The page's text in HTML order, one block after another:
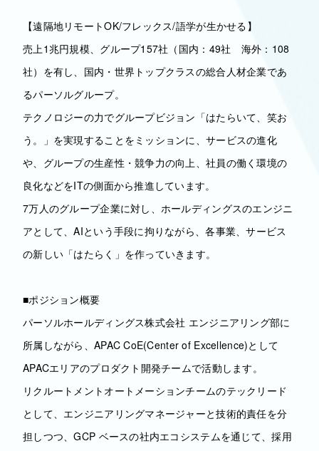
【遠隔地リモートOK/フレックス/語学が生かせる】
売上1兆円規模、グループ157社（国内：49社 海外：108
社）を有し、国内・世界トップクラスの総合人材企業であ
るパーソルグループ。
テクノロジーの力でグループビジョン「はたらいて、笑お
う。」を実現することをミッションに、サービスの進化
や、グループの生産性・競争力の向上、社員の働く環境の
良化などをITの側面から推進しています。
7万人のグループ企業に対し、ホールディングスのエンジニ
アとして、AIという手段に拘りながら、各事業、サービス
の新しい「はたらく」を作っていきます。
■ポジション概要
パーソルホールディングス株式会社 エンジニアリング部に
所属しながら、APAC CoE(Center of Excellence)として
APACエリアのプロダクト開発チームで活動します。
リクルートメントオートメーションチームのテックリード
として、エンジニアリングマネージャーと技術的責任を分
担しつつ、GCP ベースの社内エコシステムを通じて、採用